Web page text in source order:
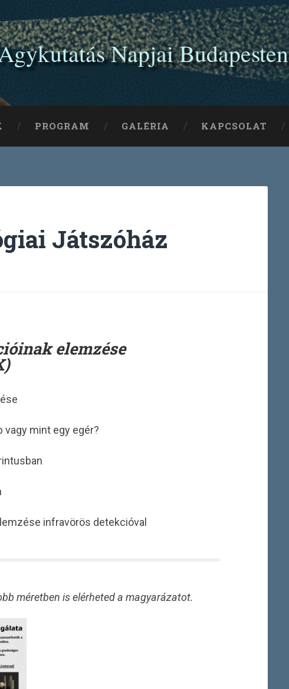
Napjai Budapesten
PROGRAM GALÉRIA KAPCSOLAT
Játszóház
elemzése
vagy mint egy egér?
infravörös detekcióval
méretben is elérheted a magyarázatot.